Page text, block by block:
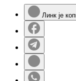
Линк је